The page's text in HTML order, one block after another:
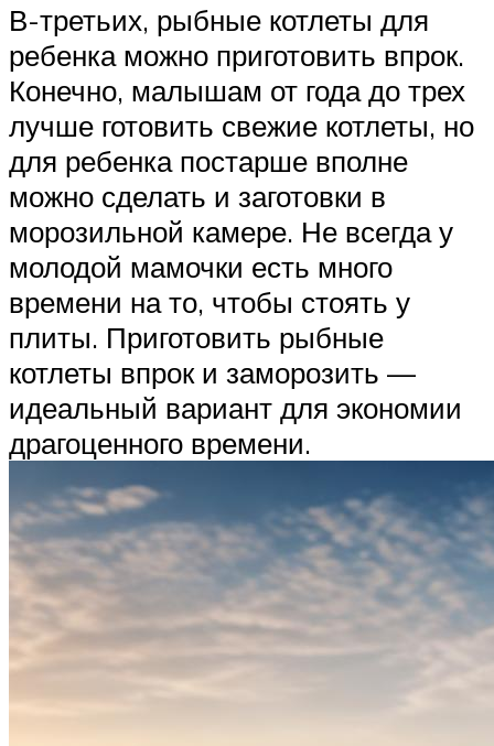
В-третьих, рыбные котлеты для
ребенка можно приготовить впрок.
Конечно, малышам от года до трех
лучше готовить свежие котлеты, но
для ребенка постарше вполне
можно сделать и заготовки в
морозильной камере. Не всегда у
молодой мамочки есть много
времени на то, чтобы стоять у
плиты. Приготовить рыбные
котлеты впрок и заморозить —
идеальный вариант для экономии
драгоценного времени.